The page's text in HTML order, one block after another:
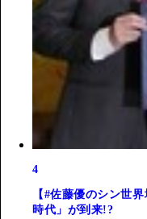
4
【#佐藤優のシン世
時代」が到来!?